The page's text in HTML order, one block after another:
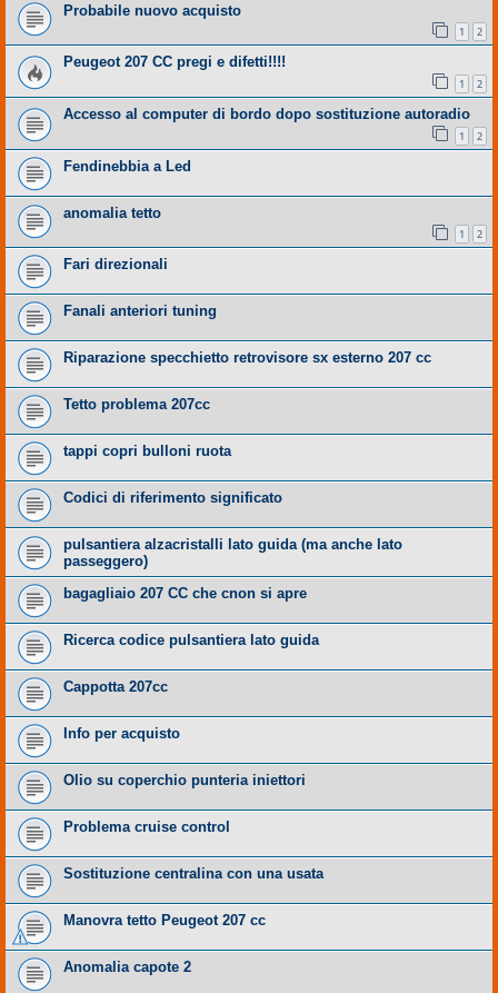
Probabile nuovo acquisto
1 2
Peugeot 207 CC pregi e difetti!!!!
1 2
Accesso al computer di bordo dopo sostituzione autoradio
1 2
Fendinebbia a Led
anomalia tetto
1 2
Fari direzionali
Fanali anteriori tuning
Riparazione specchietto retrovisore sx esterno 207 cc
Tetto problema 207cc
tappi copri bulloni ruota
Codici di riferimento significato
pulsantiera alzacristalli lato guida (ma anche lato
passeggero)
bagagliaio 207 CC che cnon si apre
Ricerca codice pulsantiera lato guida
Cappotta 207cc
Info per acquisto
Olio su coperchio punteria iniettori
Problema cruise control
Sostituzione centralina con una usata
Manovra tetto Peugeot 207 cc
Anomalia capote 2